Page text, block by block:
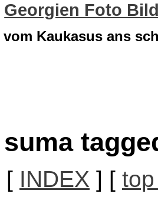
Georgien Foto
vom Kaukasus ans
suma
[ INDEX ] [